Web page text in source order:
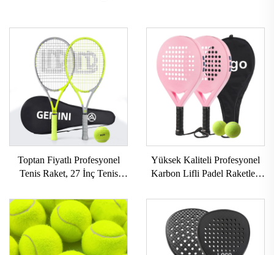
Toptan Fiyatlı Profesyonel
Tenis Raket, 27 İnç Tenis
Karbon Gemini Tenis Raket,
Çiftler İçin
Yüksek Kaliteli Profesyonel
Karbon Lifli Padel Raketleri
Alan Sporları Plaj Tenisi
Raketleri Naylon Ağ ve EVA
Kavrama